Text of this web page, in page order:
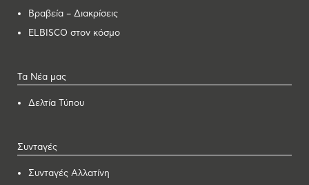
Βραβεία – Διακρίσεις
ELBISCO στον κόσμο
Τα Νέα μας
Δελτία Τύπου
Συνταγές
Συνταγές Αλλατίνη